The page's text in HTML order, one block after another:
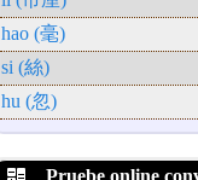
hao (毫)
si (絲)
hu (忽)